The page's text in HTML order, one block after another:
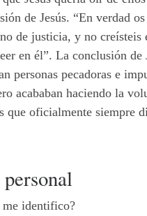
de Jesús. “En verdad
de justicia, y no
en él”. La conclusión
personas pecadoras e
acababan haciendo la
que oficialmente siempre
me identifico?